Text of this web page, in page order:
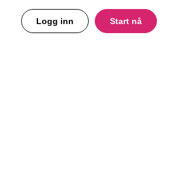
Logg inn Start nå